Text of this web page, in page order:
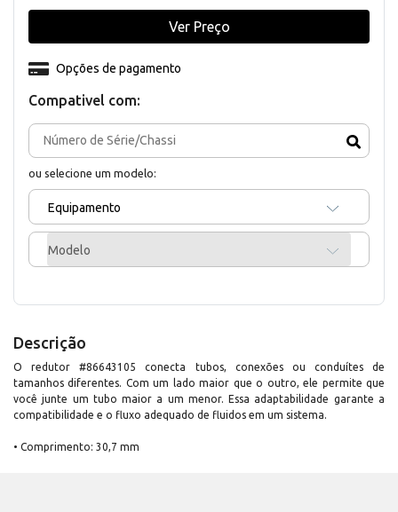
Compativel com:
ou selecione um modelo:
Equipamento
Modelo
Opções de pagamento
Ver Preço
Descrição
O redutor #86643105 conecta tubos, conexões ou conduítes de
tamanhos diferentes. Com um lado maior que o outro, ele permite que
você junte um tubo maior a um menor. Essa adaptabilidade garante a
compatibilidade e o fluxo adequado de fluidos em um sistema.
• Comprimento: 30,7 mm